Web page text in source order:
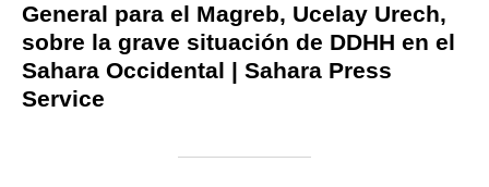
General para el Magreb, Ucelay Urech,
sobre la grave situación de DDHH en el
Sahara Occidental | Sahara Press
Service